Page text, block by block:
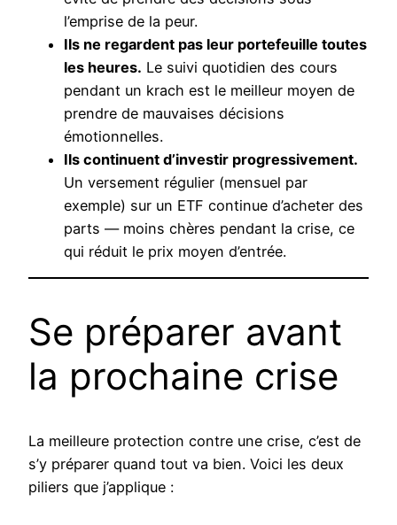
l’emprise de la peur.
Ils ne regardent pas leur portefeuille toutes
les heures. Le suivi quotidien des cours
pendant un krach est le meilleur moyen de
prendre de mauvaises décisions
émotionnelles.
Ils continuent d’investir progressivement.
Un versement régulier (mensuel par
exemple) sur un ETF continue d’acheter des
parts — moins chères pendant la crise, ce
qui réduit le prix moyen d’entrée.
Se préparer avant
la prochaine crise
La meilleure protection contre une crise, c’est de
s’y préparer quand tout va bien. Voici les deux
piliers que j’applique :